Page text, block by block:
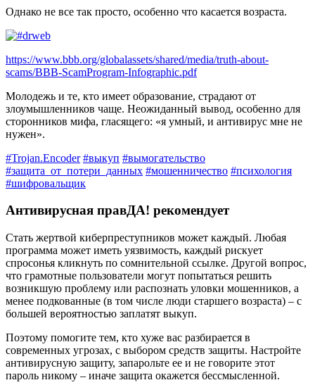
Однако не все так просто, особенно что касается возраста.
https://www.bbb.org/globalassets/shared/media/truth-about-
scams/BBB-ScamProgram-Infographic.pdf
Молодежь и те, кто имеет образование, страдают от
злоумышленников чаще. Неожиданный вывод, особенно для
сторонников мифа, гласящего: «я умный, и антивирус мне не
нужен».
#Trojan.Encoder #выкуп #вымогательство
#защита_от_потери_данных #мошенничество #психология
#шифровальщик
Антивирусная правДА! рекомендует
Стать жертвой киберпреступников может каждый. Любая
программа может иметь уязвимость, каждый рискует
спросонья кликнуть по сомнительной ссылке. Другой вопрос,
что грамотные пользователи могут попытаться решить
возникшую проблему или распознать уловки мошенников, а
менее подкованные (в том числе люди старшего возраста) – с
большей вероятностью заплатят выкуп.
Поэтому помогите тем, кто хуже вас разбирается в
современных угрозах, с выбором средств защиты. Настройте
антивирусную защиту, запарольте ее и не говорите этот
пароль никому – иначе защита окажется бессмысленной.